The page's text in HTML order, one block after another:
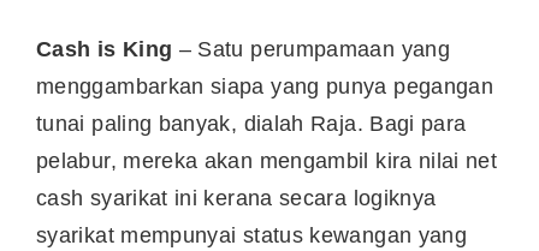
Cash is King – Satu perumpamaan yang
menggambarkan siapa yang punya pegangan
tunai paling banyak, dialah Raja. Bagi para
pelabur, mereka akan mengambil kira nilai net
cash syarikat ini kerana secara logiknya
syarikat mempunyai status kewangan yang